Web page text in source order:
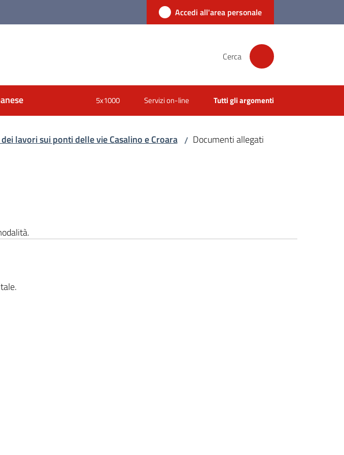
Accedi all'area personale
Cerca
5x1000 Servizi on-line Tutti gli argomenti
lavori sui ponti delle vie Casalino e Croara / Documenti allegati